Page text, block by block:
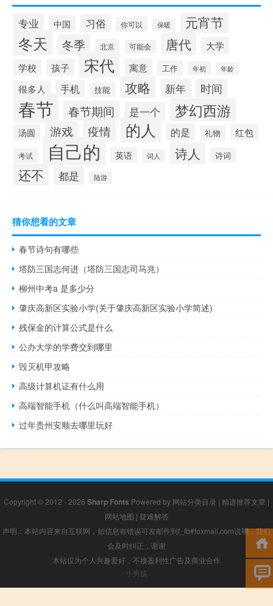
专业 中国 习俗 你可以 保暖 元宵节
冬天 冬季 北京 可能会 唐代
大学
学校
孩子 宋代 寓意 工作 年初 年龄
很多人 手机 技能 攻略 新年 时间
春节 春节期间 是一个 梦幻西游
汤圆 游戏 疫情 的人 的是 礼物 红包
考试 自己的 英语 词人 诗人 诗词
还不 都是 陆游
猜你想看的文章
春节诗句有哪些
塔防三国志何进（塔防三国志司马兆）
柳州中考a 是多少分
肇庆高新区实验小学(关于肇庆高新区实验小学简述)
残保金的计算公式是什么
公办大学的学费交到哪里
毁灭机甲攻略
高级计算机证有什么用
高端智能手机（什么叫高端智能手机）
过年贵州安顺去哪里玩好
Copyright © 2012 - 2026 Sharp Fonts Powered by 网站分类目录 | 精选推荐文章 |
网站地图 | 疑难解答
声明：本站内容来自互联网，如信息有错误可发邮件到f_fb#foxmail.com说明，我们
会及时纠正，谢谢
本站仅为个人兴趣爱好，不接盈利性广告及商业合作
小男孩